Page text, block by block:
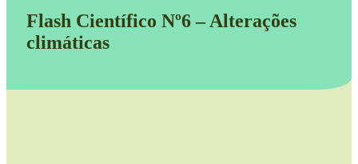
Flash Científico Nº6 – Alterações
climáticas